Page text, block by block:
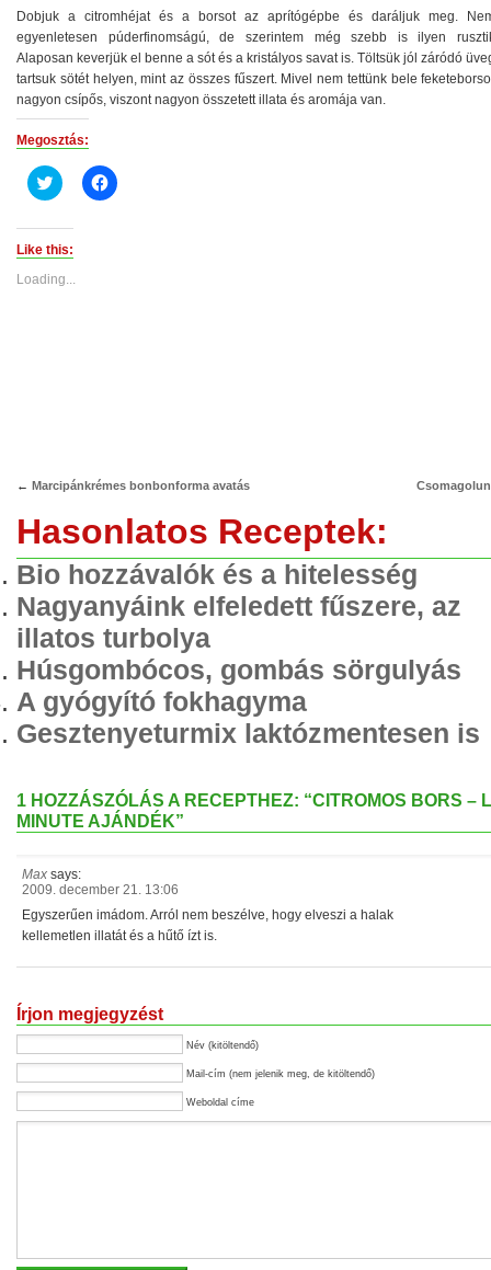
Dobjuk a citromhéjat és a borsot az aprítógépbe és daráljuk meg.
egyenletesen púderfinomságú, de szerintem még szebb is ilyen
Alaposan keverjük el benne a sót és a kristályos savat is. Töltsük jól záródó
tartsuk sötét helyen, mint az összes fűszert. Mivel nem tettünk bele
nagyon csípős, viszont nagyon összetett illata és aromája van.
Megosztás:
Click
to
(Opens
new
Click
to
Like this:
Loading...
← Marcipánkrémes bonbonforma avatás
Hasonlatos Receptek:
Bio hozzávalók és a hitelesség
Nagyanyáink elfeledett fűszere, az
illatos turbolya
Húsgombócos, gombás sörgulyás
A gyógyító fokhagyma
Gesztenyeturmix laktózmentesen is
1 HOZZÁSZÓLÁS A RECEPTHEZ: “CITROMOS BORS –
MINUTE AJÁNDÉK”
Max says:
2009. december 21. 13:06
Egyszerűen imádom. Arról nem beszélve, hogy elveszi a halak
kellemetlen illatát és a hűtő ízt is.
Írjon megjegyzést
Név (kitöltendő)
Mail-cím (nem jelenik meg, de kitöltendő)
Weboldal címe